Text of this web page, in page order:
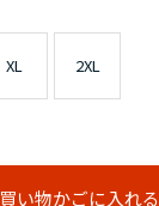
XL 2XL
買い物かごに入れる